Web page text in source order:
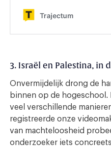
3. Israël en Palestina, in
Onvermijdelijk drong de
binnen op de
veel verschillende
registreerde onze
van machteloosheid
onderzoeker iets